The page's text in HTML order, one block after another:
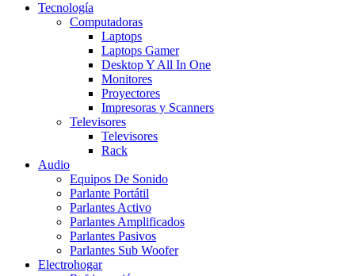
Tecnología
Computadoras
Laptops
Laptops Gamer
Desktop Y All In One
Monitores
Proyectores
Impresoras y Scanners
Televisores
Televisores
Rack
Audio
Equipos De Sonido
Parlante Portátil
Parlantes Activo
Parlantes Amplificados
Parlantes Pasivos
Parlantes Sub Woofer
Electrohogar